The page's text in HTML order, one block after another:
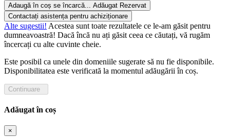
Adaugă în coș se încarcă... Adăugat Rezervat
Contactați asistența pentru achiziționare
Alte sugestii! Acestea sunt toate rezultatele ce le-am găsit pentru
dumneavoastră! Dacă încă nu ați găsit ceea ce căutați, vă rugăm
încercați cu alte cuvinte cheie.
Este posibil ca unele din domeniile sugerate să nu fie disponibile.
Disponibilitatea este verificată la momentul adăugării în coș.
Adăugat în coș
×